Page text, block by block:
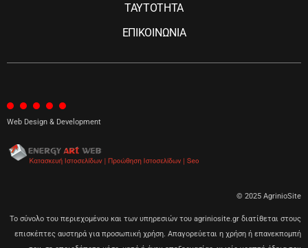
ΤΑΥΤΟΤΗΤΑ
ΕΠΙΚΟΙΝΩΝΙΑ
Web Design & Development
© 2025 AgrinioSite
Το σύνολο του περιεχομένου και των υπηρεσιών του agriniosite.gr διατίθεται στους
επισκέπτες αυστηρά για προσωπική χρήση. Απαγορεύεται η χρήση ή επανεκπομπή